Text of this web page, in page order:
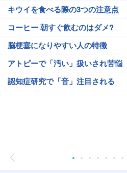
キウイを食べる際の3つの注意点
コーヒー 朝すぐ飲むのはダメ?
脳梗塞になりやすい人の特徴
アトピーで「汚い」扱いされ苦悩
認知症研究で「音」注目される